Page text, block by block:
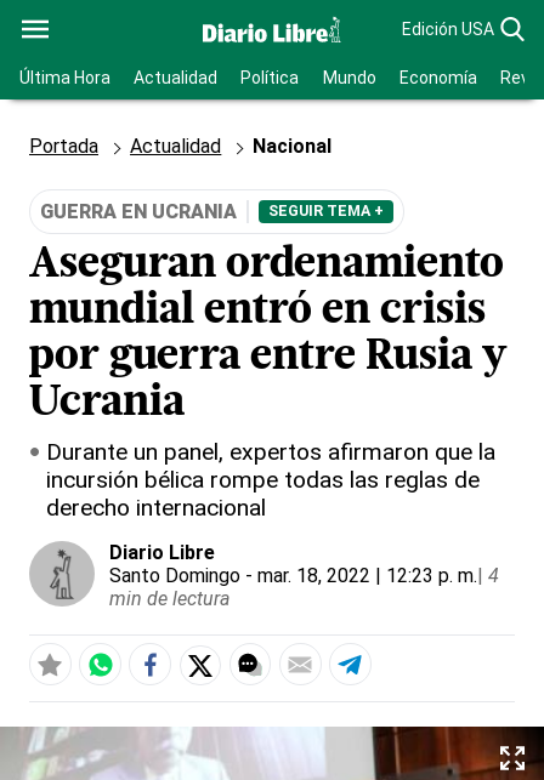
Edición USA
Última Hora Actualidad Política Mundo Economía
Portada Actualidad Nacional
GUERRA EN UCRANIA SEGUIR TEMA +
Aseguran ordenamiento
mundial entró en crisis
por guerra entre Rusia y
Ucrania
Durante un panel, expertos afirmaron que la
incursión bélica rompe todas las reglas de
derecho internacional
Diario Libre
Santo Domingo - mar. 18, 2022 | 12:23 p. m.| 4
min de lectura